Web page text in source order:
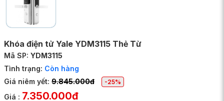
Khóa điện tử Yale YDM3115 Thẻ Từ
Mã SP: YDM3115
Tình trạng: Còn hàng
Giá niêm yết: 9.845.000đ -25%
Giá : 7.350.000đ